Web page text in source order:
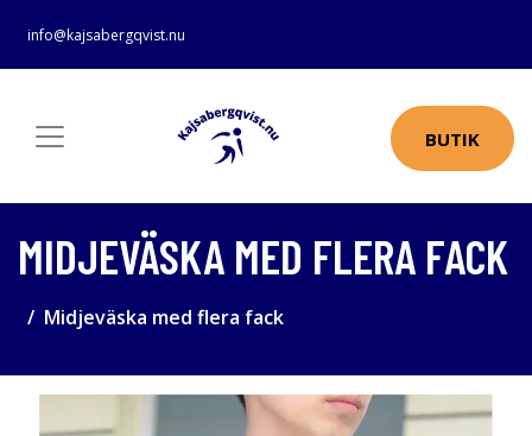
info@kajsabergqvist.nu
BUTIK
MIDJEVÄSKA MED FLERA FACK
Midjeväska med flera fack